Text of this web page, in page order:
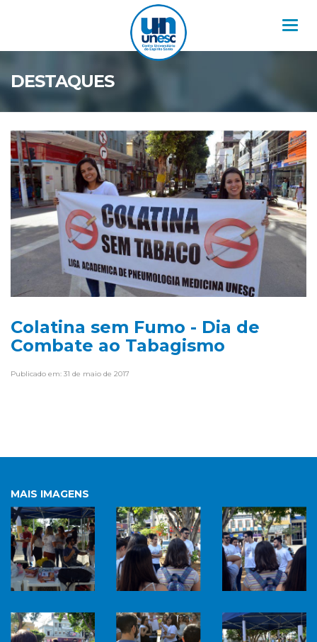
DESTAQUES
Colatina sem Fumo - Dia de
Combate ao Tabagismo
Publicado em: 31 de maio de 2017
MAIS IMAGENS